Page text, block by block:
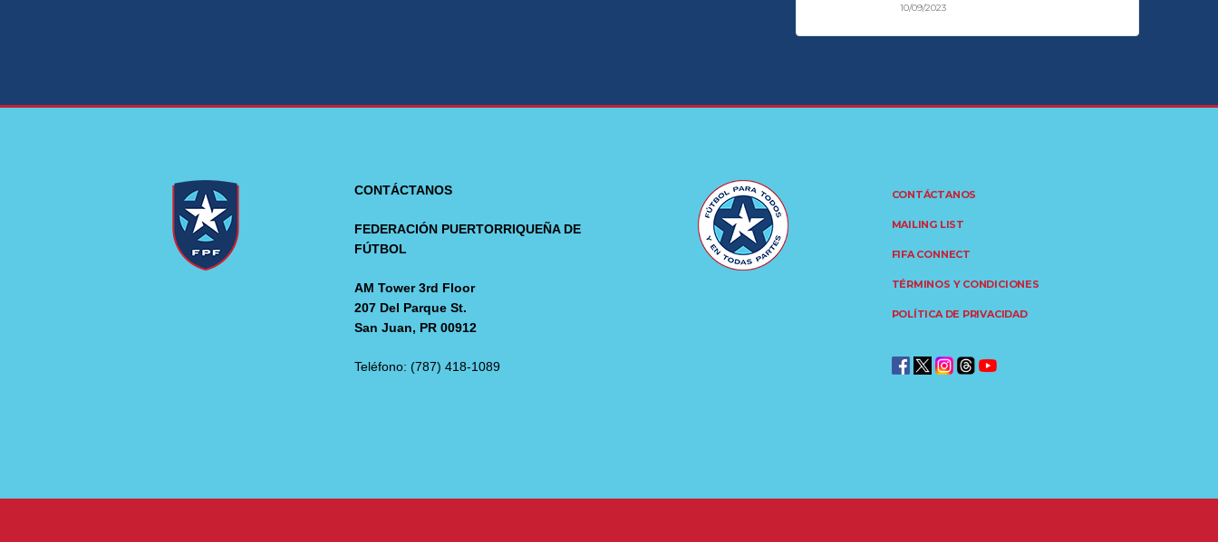
10/09/2023
CONTÁCTANOS
FEDERACIÓN PUERTORRIQUEÑA DE
FÚTBOL
AM Tower 3rd Floor
207 Del Parque St.
San Juan, PR 00912
Teléfono: (787) 418-1089
CONTÁCTANOS
MAILING LIST
FIFA CONNECT
TÉRMINOS Y CONDICIONES
POLÍTICA DE PRIVACIDAD